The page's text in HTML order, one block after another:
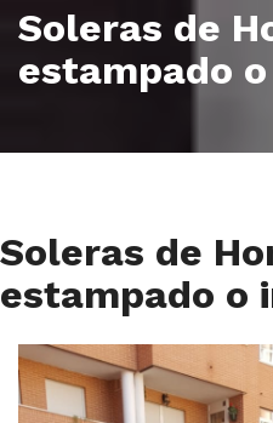
Soleras de
estampado
Soleras de
estampado o